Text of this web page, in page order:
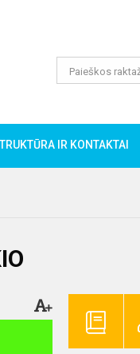
IR KONTAKTAI